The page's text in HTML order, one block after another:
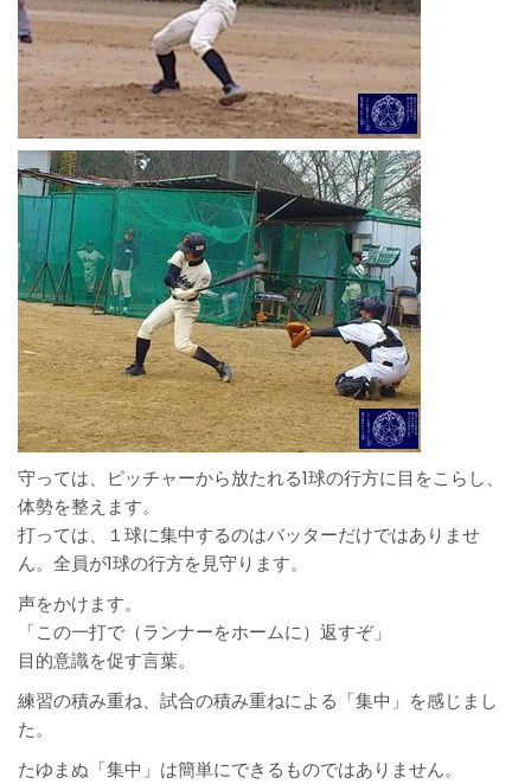
守っては、ピッチャーから放たれる1球の行方に目をこらし、
体勢を整えます。
打っては、１球に集中するのはバッターだけではありませ
ん。全員が1球の行方を見守ります。
声をかけます。
「この一打で（ランナーをホームに）返すぞ」
目的意識を促す言葉。
練習の積み重ね、試合の積み重ねによる「集中」を感じまし
た。
たゆまぬ「集中」は簡単にできるものではありません。